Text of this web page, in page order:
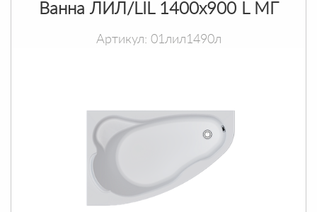
Ванна ЛИЛ/LIL 1400х900 L МГ
Артикул: 01лил1490л